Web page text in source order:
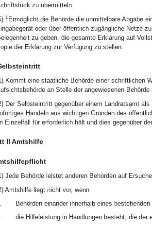
zu übermitteln.
1 Ermöglicht die Behörde die unmittelbare Abgabe
oder über öffentlich zugängliche Netze
zu geben, die gesamte Erklärung auf
der Erklärung zur Verfügung zu stellen.
Kommt eine staatliche Behörde einer schriftlichen
an Stelle der angewiesenen
Der Selbsteintritt gegenüber einem Landratsamt
Handeln aus wichtigen Gründen des
Einzelfall für erforderlich hält und dies gegenüber
II Amtshilfe
Jede Behörde leistet anderen Behörden auf
Amtshilfe liegt nicht vor, wenn
Behörden einander innerhalb eines
die Hilfeleistung in Handlungen besteht, die der